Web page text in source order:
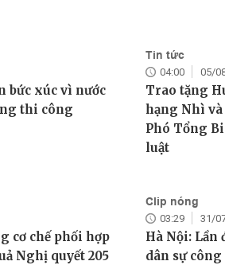
bức xúc vì nước
thi công
Tin tức
04:00 05/
Trao tặng
hạng Nhì
Phó Tổng
luật
cơ chế phối hợp
Nghị quyết 205
Clip nóng
03:29 31/
Hà Nội: Lần
dân sự